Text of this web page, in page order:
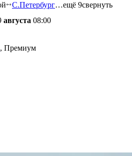
С.Петербург…ещё 9свернуть
августа 08:00
, Премиум